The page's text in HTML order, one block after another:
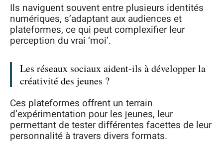
Ils naviguent souvent entre plusieurs identités
numériques, s’adaptant aux audiences et
plateformes, ce qui peut complexifier leur
perception du vrai ‘moi’.
Les réseaux sociaux aident-ils à développer la
créativité des jeunes ?
Ces plateformes offrent un terrain
d’expérimentation pour les jeunes, leur
permettant de tester différentes facettes de leur
personnalité à travers divers formats.